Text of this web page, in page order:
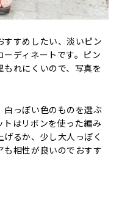
すめしたい、淡いピン
ディネートです。ピン
れにくいので、写真を
白っぽい色のものを選ぶ
トはリボンを使った編み
るか、少し大人っぽく
も相性が良いのでおすす